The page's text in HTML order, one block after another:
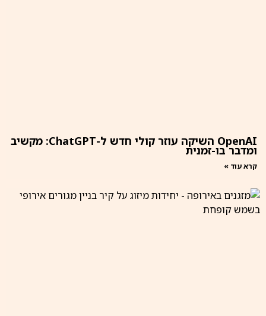
OpenAI השיקה עוזר קולי חדש ל-ChatGPT: מקשיב
ומדבר בו-זמנית
קרא עוד »